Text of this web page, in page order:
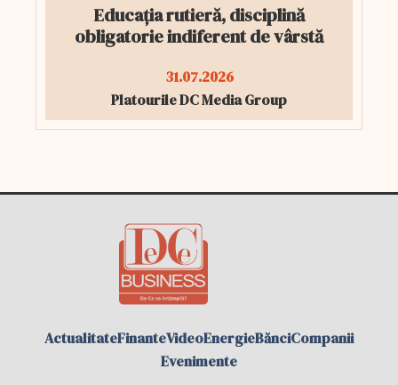
Educația rutieră, disciplină
obligatorie indiferent de vârstă
31.07.2026
Platourile DC Media Group
ActualitateFinanteVideoEnergieBănciCompanii
Evenimente